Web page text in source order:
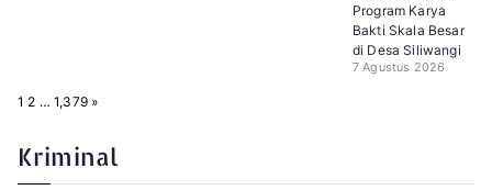
Program Karya
Bakti Skala Besar
di Desa Siliwangi
7 Agustus 2026
P
:
1 2 … 1,379 N
»
Kriminal